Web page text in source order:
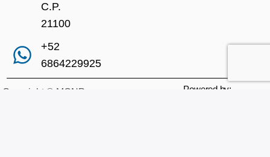
C.P.
21100
+52
6864229925
Copyright © MCNP
Powered by: